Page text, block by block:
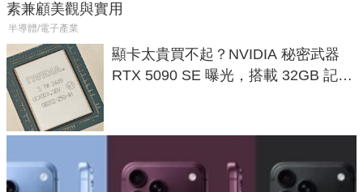
素兼顧美觀與實用
半導體/電子產業
顯卡太貴買不起？NVIDIA 秘密武器
RTX 5090 SE 曝光，搭載 32GB 記憶